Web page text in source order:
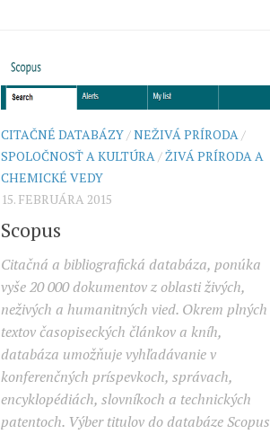
CITAČNÉ DATABÁZY/NEŽIVÁ PRÍRODA/
SPOLOČNOSŤ A KULTÚRA/ŽIVÁ PRÍRODA A
CHEMICKÉ VEDY
15. FEBRUÁRA 2015
Scopus
Citačná a bibliografická databáza, ponúka
vyše 20 000 dokumentov z oblasti živých,
neživých a humanitných vied. Okrem plných
textov časopiseckých článkov a kníh,
databáza umožňuje vyhľadávanie v
konferenčných príspevkoch, správach,
encyklopédiách, slovníkoch a technických
patentoch. Výber titulov do databáze Scopus